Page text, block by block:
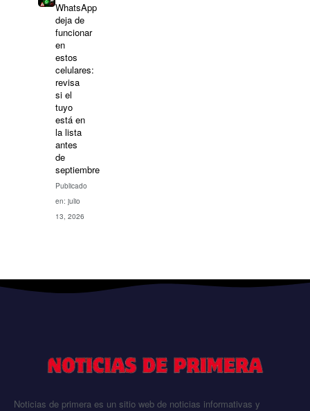
WhatsApp
deja de
funcionar
en
estos
celulares:
revisa
si el
tuyo
está en
la lista
antes
de
septiembre
Publicado
en: julio
13, 2026
Noticias de primera es un sitio web de noticias informativas y